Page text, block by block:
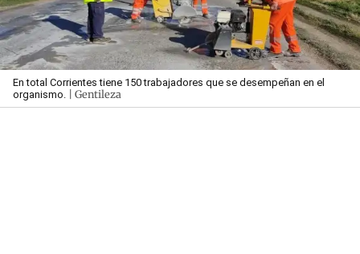
En total Corrientes tiene 150 trabajadores que se desempeñan en el
organismo. | Gentileza